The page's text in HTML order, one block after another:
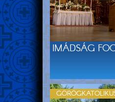
IMÁDSÁG